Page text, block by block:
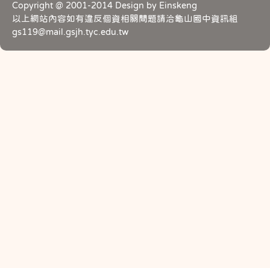
Copyright @ 2001-2014 Design by Einskeng
以上網站內容如有違反個資相關問題請洽龜山國中資訊組
gs119@mail.gsjh.tyc.edu.tw